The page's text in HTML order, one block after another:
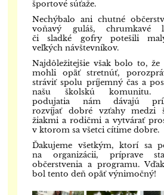
športové súťaže.
Nechýbalo ani chutné
voňavý guláš, chrumkavé
či sladké gofry potešili
veľkých návštevníkov.
Najdôležitejšie však bolo to, že
mohli opäť stretnúť,
stráviť spolu príjemný čas a
našu školskú komunitu.
podujatia nám dávajú
rozvíjať dobré vzťahy medzi
žiakmi a rodičmi a vytvárať
v ktorom sa všetci cítime dobre.
Ďakujeme všetkým, ktorí sa
na organizácii, príprave
občerstvenia a programu.
bol tento deň opäť výnimočný!